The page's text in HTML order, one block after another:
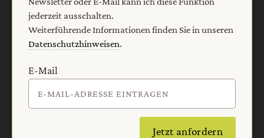
Bibel lesen kunst und kirche
Kundenservice
kundenservice@herder.de
Folgen Sie uns: Facebook
YouTube
jederzeit ausschalten.
Weiterführende Informationen finden Sie in unseren
Datenschutzhinweisen.
E-Mail
Jetzt anfordern